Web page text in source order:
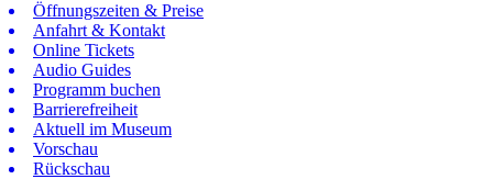
Öffnungszeiten & Preise
Anfahrt & Kontakt
Online Tickets
Audio Guides
Programm buchen
Barrierefreiheit
Aktuell im Museum
Vorschau
Rückschau